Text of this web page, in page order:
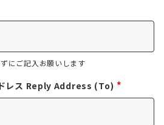
にご記入お願いします
レス Reply Address (To) *